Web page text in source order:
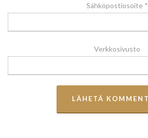
Sähköpostiosoite *
Verkkosivusto